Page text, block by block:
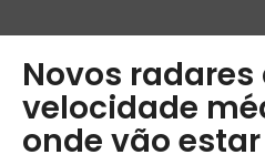
Novos radares
velocidade
onde vão estar